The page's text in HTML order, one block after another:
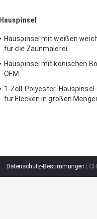
Hauspinsel
Hauspinsel mit weißen
für die Zaunmalerei
Hauspinsel mit konischen
OEM
1-Zoll-Polyester-Hauspinsel-
für Flecken in großen
Datenschutz-Bestimmungen |